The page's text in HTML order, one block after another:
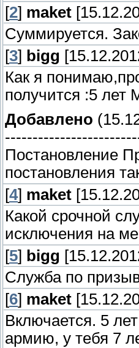
[2] maket
Суммируется.
[3] bigg
Как я
получится :5 лет
Добавлено
Постановление
постановления
[4] maket
Какой срочной
исключения на
[5] bigg
Служба по
[6] maket
Включается. 5
армию, у тебя 7